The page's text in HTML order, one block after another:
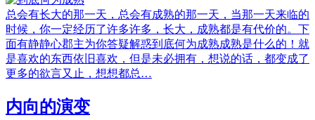
总会有长大的那一天，总会有成熟的那一天，当那一天来临的
时候，你一定经历了许多许多，长大，成熟都是有代价的。下
面有静静心郡主为你答疑解惑到底何为成熟成熟是什么的！就
是喜欢的东西依旧喜欢，但是未必拥有，想说的话，都变成了
更多的欲言又止，想想都总…
内向的演变